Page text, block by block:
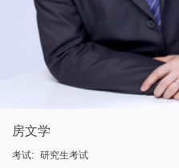
房文学
考试: 研究生考试